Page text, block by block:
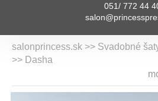
051/ 772 44
salonprincess.sk >> Svadobné
>> Dasha